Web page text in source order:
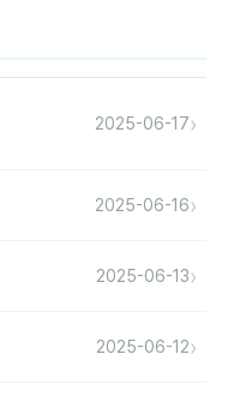
2025-06-17›
2025-06-16›
2025-06-13›
2025-06-12›